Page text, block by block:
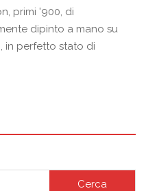
Cerca
primi '900, di
dipinto a mano su
in perfetto stato di